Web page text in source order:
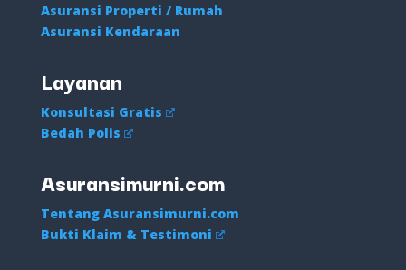
Asuransi Properti / Rumah
Asuransi Kendaraan
Layanan
Konsultasi Gratis
Bedah Polis
Asuransimurni.com
Tentang Asuransimurni.com
Bukti Klaim & Testimoni